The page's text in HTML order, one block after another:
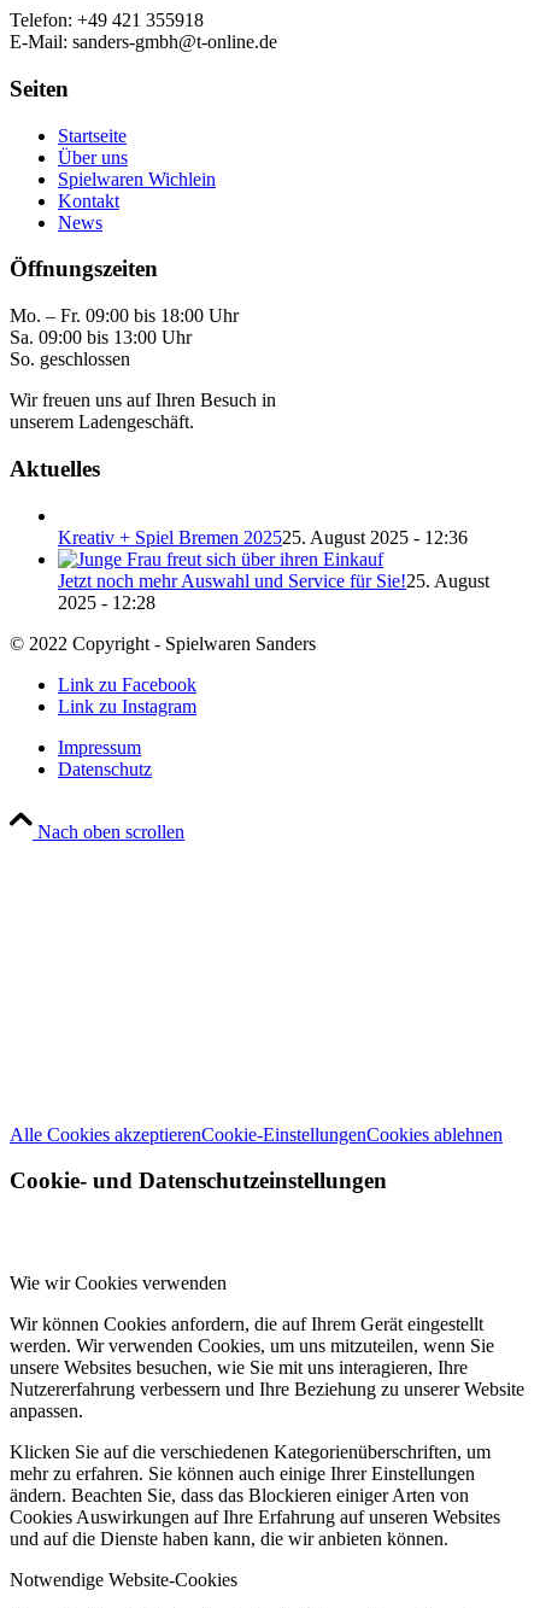
Telefon: +49 421 355918
E-Mail: sanders-gmbh@t-online.de
Seiten
Startseite
Über uns
Spielwaren Wichlein
Kontakt
News
Öffnungszeiten
Mo. – Fr. 09:00 bis 18:00 Uhr
Sa. 09:00 bis 13:00 Uhr
So. geschlossen
Wir freuen uns auf Ihren Besuch in
unserem Ladengeschäft.
Aktuelles
Kreativ + Spiel Bremen 202525. August 2025 - 12:36
Jetzt noch mehr Auswahl und Service für Sie!25. August
2025 - 12:28
© 2022 Copyright - Spielwaren Sanders
Link zu Facebook
Link zu Instagram
Impressum
Datenschutz
Nach oben scrollen
Alle Cookies akzeptierenCookie-EinstellungenCookies ablehnen
Cookie- und Datenschutzeinstellungen
Wie wir Cookies verwenden
Wir können Cookies anfordern, die auf Ihrem Gerät eingestellt
werden. Wir verwenden Cookies, um uns mitzuteilen, wenn Sie
unsere Websites besuchen, wie Sie mit uns interagieren, Ihre
Nutzererfahrung verbessern und Ihre Beziehung zu unserer Website
anpassen.
Klicken Sie auf die verschiedenen Kategorienüberschriften, um
mehr zu erfahren. Sie können auch einige Ihrer Einstellungen
ändern. Beachten Sie, dass das Blockieren einiger Arten von
Cookies Auswirkungen auf Ihre Erfahrung auf unseren Websites
und auf die Dienste haben kann, die wir anbieten können.
Notwendige Website-Cookies